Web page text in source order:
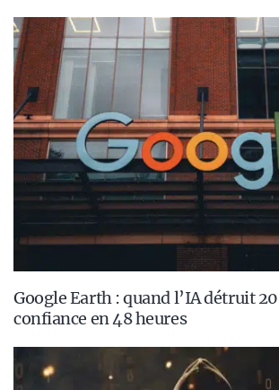
Google Earth : quand l’IA détruit
confiance en 48 heures